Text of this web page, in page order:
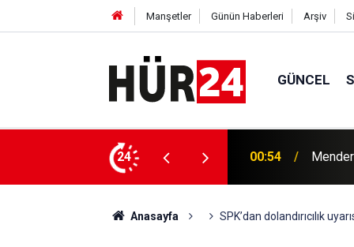
Manşetler Günün Haberleri Arşiv
GÜNCEL
24 00:42
Anasayfa SPK’dan dolandırıcılık